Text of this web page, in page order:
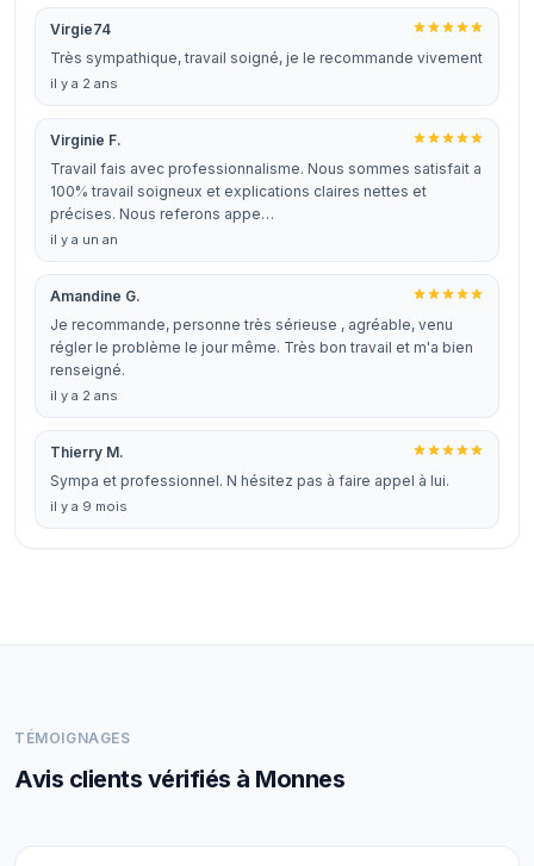
Virgie74
Très sympathique, travail soigné, je le recommande vivement
il y a 2 ans
Virginie F.
Travail fais avec professionnalisme. Nous sommes satisfait a
100% travail soigneux et explications claires nettes et
précises. Nous referons appe…
il y a un an
Amandine G.
Je recommande, personne très sérieuse , agréable, venu
régler le problème le jour même. Très bon travail et m'a bien
renseigné.
il y a 2 ans
Thierry M.
Sympa et professionnel. N hésitez pas à faire appel à lui.
il y a 9 mois
TÉMOIGNAGES
Avis clients vérifiés à Monnes